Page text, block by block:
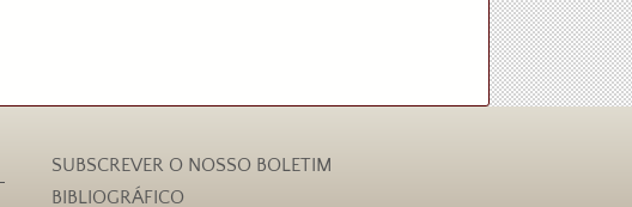
SUBSCREVER O NOSSO BOLETIM
BIBLIOGRÁFICO